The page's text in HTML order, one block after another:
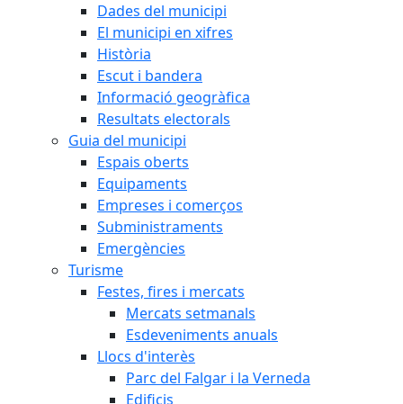
Dades del municipi
El municipi en xifres
Història
Escut i bandera
Informació geogràfica
Resultats electorals
Guia del municipi
Espais oberts
Equipaments
Empreses i comerços
Subministraments
Emergències
Turisme
Festes, fires i mercats
Mercats setmanals
Esdeveniments anuals
Llocs d'interès
Parc del Falgar i la Verneda
Edificis